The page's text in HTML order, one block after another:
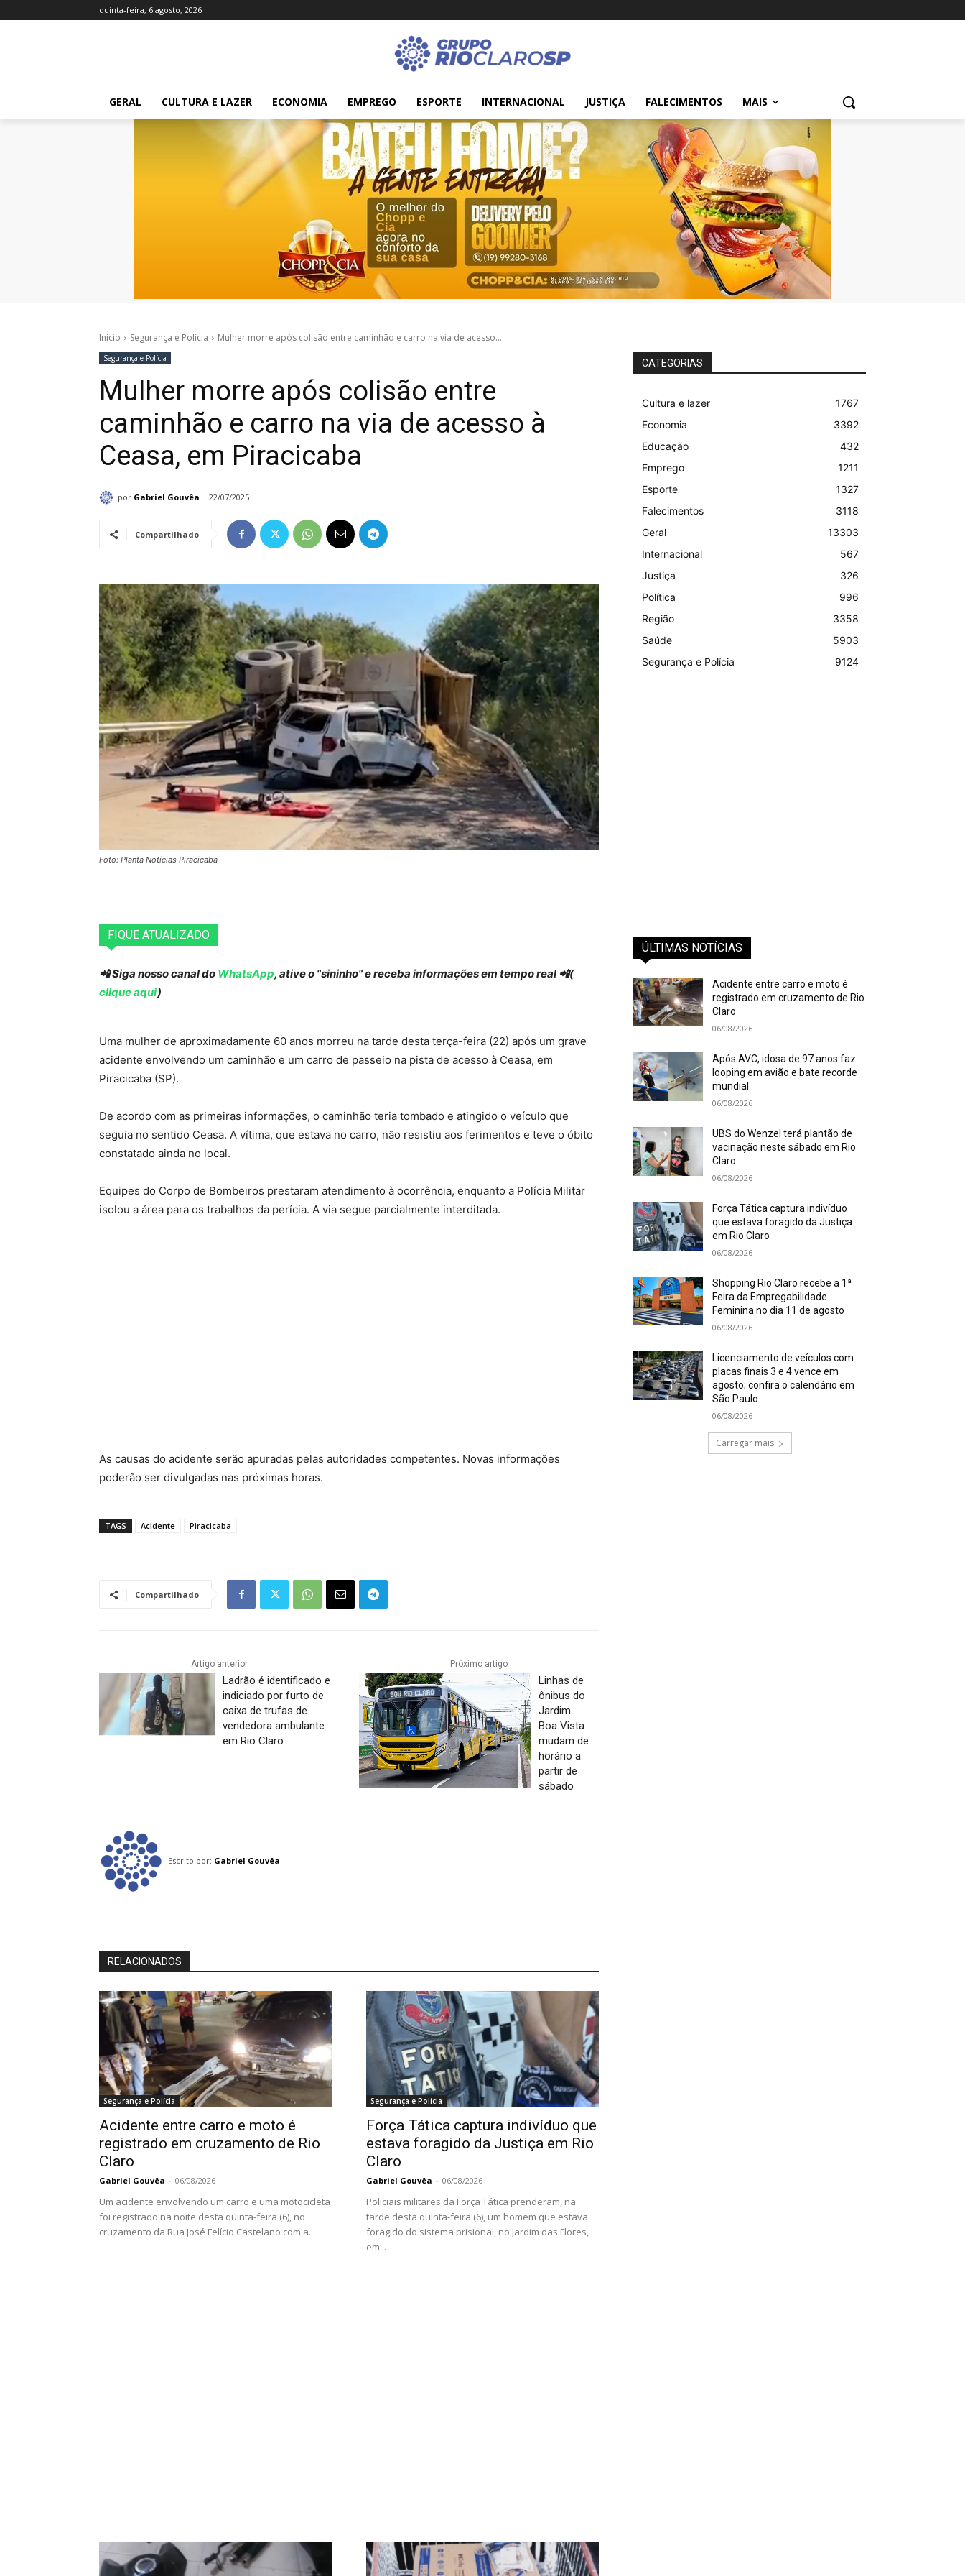
quinta-feira, 6 agosto, 2026
GERAL CULTURA E LAZER ECONOMIA EMPREGO ESPORTE INTERNACIONAL JUSTIÇA FALECIMENTOS MAIS
Início Segurança e Polícia Mulher morre após colisão entre caminhão e carro na via de acesso...
Segurança e Polícia
Mulher morre após colisão entre
caminhão e carro na via de acesso à
Ceasa, em Piracicaba
por Gabriel Gouvêa 22/07/2025
Compartilhado
Foto: Planta Notícias Piracicaba
FIQUE ATUALIZADO
📲 Siga nosso canal do WhatsApp, ative o "sininho" e receba informações em tempo real 📲(
clique aqui)
Uma mulher de aproximadamente 60 anos morreu na tarde desta terça-feira (22) após um grave
acidente envolvendo um caminhão e um carro de passeio na pista de acesso à Ceasa, em
Piracicaba (SP).
De acordo com as primeiras informações, o caminhão teria tombado e atingido o veículo que
seguia no sentido Ceasa. A vítima, que estava no carro, não resistiu aos ferimentos e teve o óbito
constatado ainda no local.
Equipes do Corpo de Bombeiros prestaram atendimento à ocorrência, enquanto a Polícia Militar
isolou a área para os trabalhos da perícia. A via segue parcialmente interditada.
As causas do acidente serão apuradas pelas autoridades competentes. Novas informações
poderão ser divulgadas nas próximas horas.
TAGS Acidente Piracicaba
Compartilhado
Artigo anterior
Ladrão é identificado e
indiciado por furto de
caixa de trufas de
vendedora ambulante
em Rio Claro
Próximo artigo
Linhas de
ônibus do
Jardim
Boa Vista
mudam de
horário a
partir de
sábado
Escrito por: Gabriel Gouvêa
RELACIONADOS
Segurança e Polícia
Acidente entre carro e moto é
registrado em cruzamento de Rio
Claro
Gabriel Gouvêa - 06/08/2026
Um acidente envolvendo um carro e uma motocicleta
foi registrado na noite desta quinta-feira (6), no
cruzamento da Rua José Felício Castelano com a...
Segurança e Polícia
Força Tática captura indivíduo que
estava foragido da Justiça em Rio
Claro
Gabriel Gouvêa - 06/08/2026
Policiais militares da Força Tática prenderam, na
tarde desta quinta-feira (6), um homem que estava
foragido do sistema prisional, no Jardim das Flores,
em...
CATEGORIAS
Cultura e lazer
1767
Economia
3392
Educação
432
Emprego
1211
Esporte
1327
Falecimentos
3118
Geral
13303
Internacional
567
Justiça
326
Política
996
Região
3358
Saúde
5903
Segurança e Polícia
9124
ÚLTIMAS NOTÍCIAS
Acidente entre carro e moto é
registrado em cruzamento de Rio
Claro
06/08/2026
Após AVC, idosa de 97 anos faz
looping em avião e bate recorde
mundial
06/08/2026
UBS do Wenzel terá plantão de
vacinação neste sábado em Rio
Claro
06/08/2026
Força Tática captura indivíduo
que estava foragido da Justiça
em Rio Claro
06/08/2026
Shopping Rio Claro recebe a 1ª
Feira da Empregabilidade
Feminina no dia 11 de agosto
06/08/2026
Licenciamento de veículos com
placas finais 3 e 4 vence em
agosto; confira o calendário em
São Paulo
06/08/2026
Carregar mais